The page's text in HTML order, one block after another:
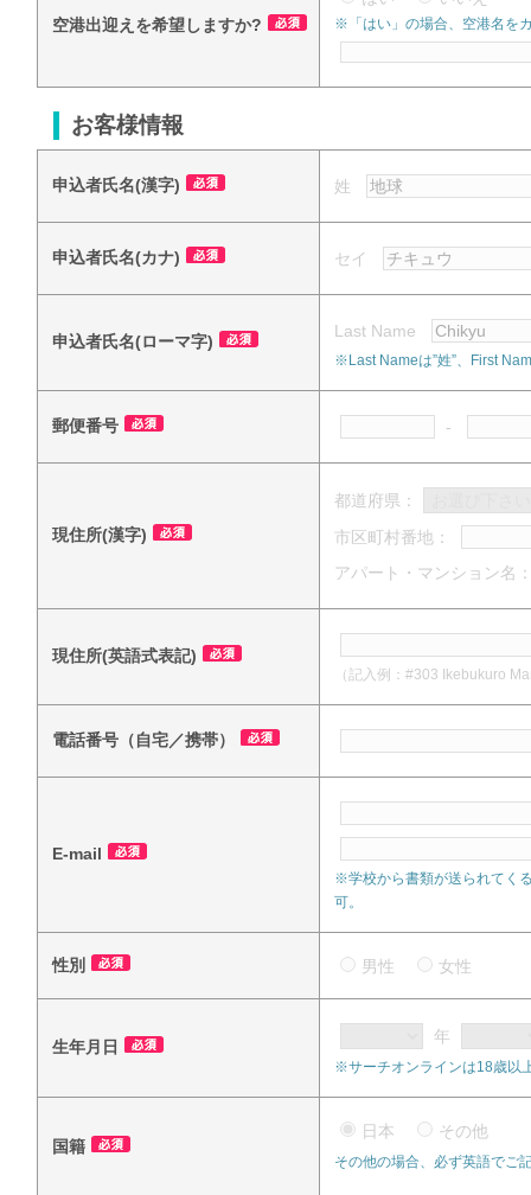
空港出迎えを希望しますか? ※「はい」の場合、空港名を
お客様情報
申込者氏名(漢字) 姓
申込者氏名(カナ) セイ
申込者氏名(ローマ字)
Last Name
※Last Nameは”姓”、First
郵便番号 -
現住所(漢字)
都道府県：
市区町村番地：
アパート・マンション名
現住所(英語式表記)
（記入例：#303 Ikebukuro
電話番号（自宅／携帯）
E-mail
※学校から書類が送られてく
可。
性別 男性 女性
生年月日
年
※サーチオンラインは18歳以
国籍
日本 その他
その他の場合、必ず英語でご